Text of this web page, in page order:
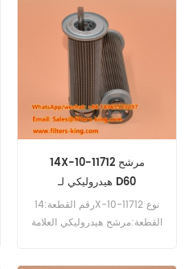
WA100-5 WA150-5
WA200-5 WA200 WA200-7
WA200-8 WA250-6
WA270-8 WA320-5
WA320-5H WA320-5L
WA320-6 WA320-7
WA320-8.
14X-10-11712 مرشح
هيدروليكي لـ D60
رقم القطعة:14X-10-11712 نوع
القطعة:مرشح هيدروليكي العلامة